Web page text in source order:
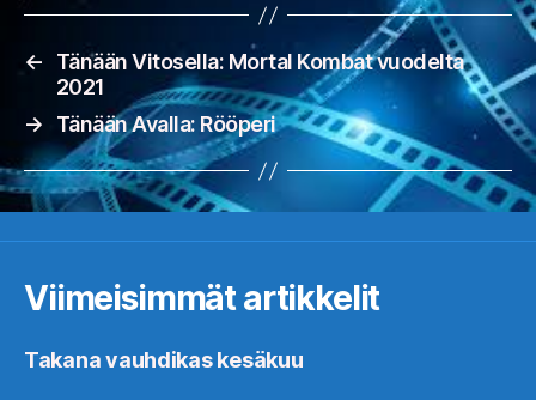
←
Tänään Vitosella: Mortal Kombat vuodelta
2021
→
Tänään Avalla: Rööperi
Viimeisimmät artikkelit
Takana vauhdikas kesäkuu